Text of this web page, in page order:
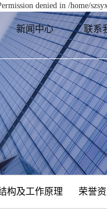
denied in /home/
新闻中心 联系
构及工作原理 荣誉